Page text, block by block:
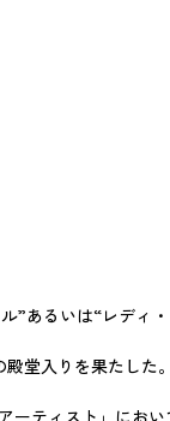
あるいは“レディ・
堂入りを果たした。
ーティスト」にお